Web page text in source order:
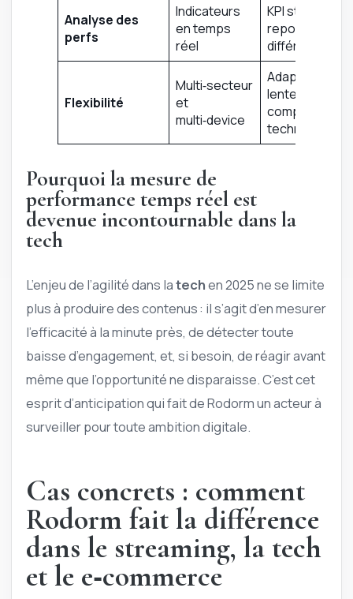
Analyse des
perfs
Indicateurs
en temps
réel
KPI statiques,
reporting
différé
Flexibilité
Multi‑secteur
et
multi‑device
Adaptation
lente,
complexité
technique
Pourquoi la mesure de
performance temps réel est
devenue incontournable dans la
tech
L’enjeu de l’agilité dans latechen 2025 ne se limite
plus à produire des contenus : il s’agit d’en mesurer
l’efficacité à la minute près, de détecter toute
baisse d’engagement, et, si besoin, de réagir avant
même que l’opportunité ne disparaisse. C’est cet
esprit d’anticipation qui fait de Rodorm un acteur à
surveiller pour toute ambition digitale.
Cas concrets : comment
Rodorm fait la différence
dans le streaming, la tech
et le e‑commerce